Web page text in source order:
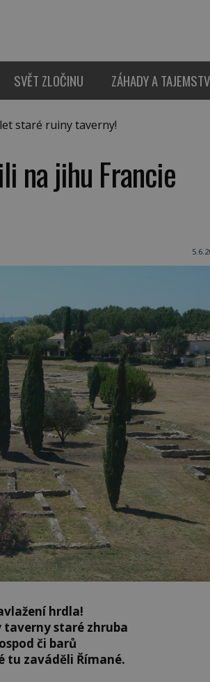
SVĚT ZLOČINU ZÁHADY A
staré ruiny taverny!
na jihu Francie
hrdla!
staré zhruba
či barů
tu zaváděli Římané.